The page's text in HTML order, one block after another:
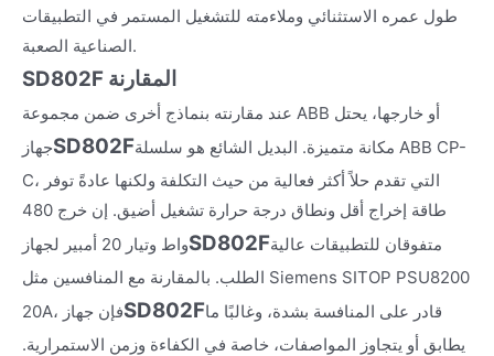
طول عمره الاستثنائي وملاءمته للتشغيل المستمر في التطبيقات
الصناعية الصعبة.
SD802F المقارنة
عند مقارنته بنماذج أخرى ضمن مجموعة ABB أو خارجها، يحتل
جهازSD802Fمكانة متميزة. البديل الشائع هو سلسلة ABB CP-
C، التي تقدم حلاً أكثر فعالية من حيث التكلفة ولكنها عادةً توفر
طاقة إخراج أقل ونطاق درجة حرارة تشغيل أضيق. إن خرج 480
واط وتيار 20 أمبير لجهازSD802Fمتفوقان للتطبيقات عالية
الطلب. بالمقارنة مع المنافسين مثل Siemens SITOP PSU8200
20A، فإن جهازSD802Fقادر على المنافسة بشدة، وغالبًا ما
يطابق أو يتجاوز المواصفات، خاصة في الكفاءة وزمن الاستمرارية.